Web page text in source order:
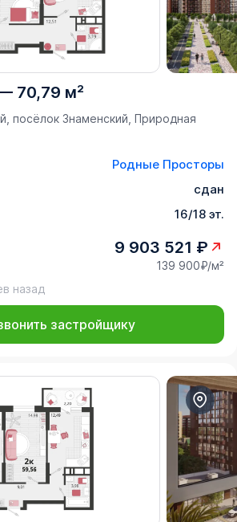
70,79 м²
посёлок Знаменский, Природная
Родные Просторы
сдан
16/18 эт.
9 903 521 ₽
139 900₽/м²
назад
застройщику